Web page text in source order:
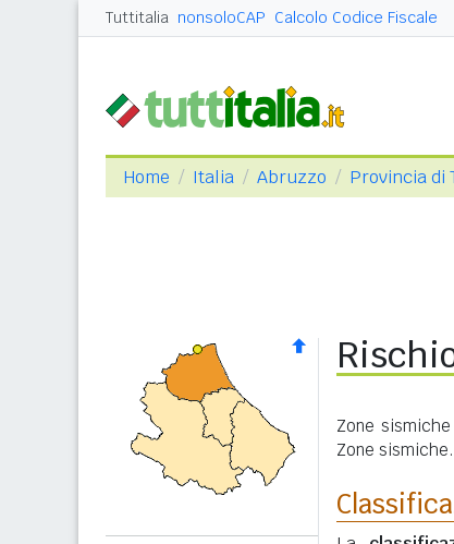
Tuttitalia nonsoloCAP Calcolo Codice Fiscale
Home Italia Abruzzo Provincia di
Zone
Zone